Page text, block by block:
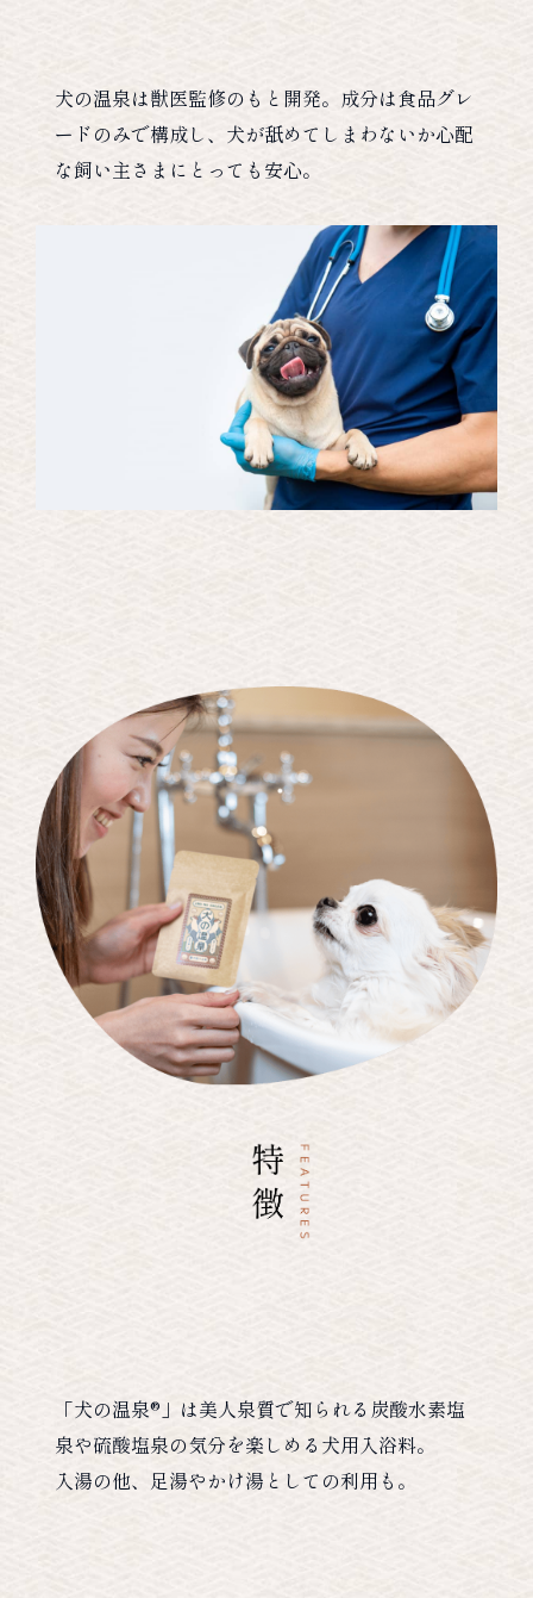
犬の温泉は獣医監修のもと開発。成分は食品グレ
ードのみで構成し、犬が舐めてしまわないか心配
な飼い主さまにとっても安心。
「犬の温泉®」は美人泉質で知られる炭酸水素塩
泉や硫酸塩泉の気分を楽しめる犬用入浴料。
入湯の他、足湯やかけ湯としての利用も。